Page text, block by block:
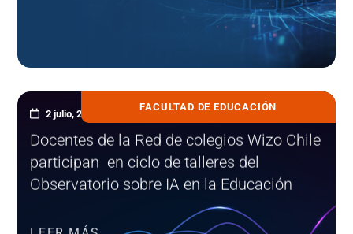
FACULTAD DE EDUCACIÓN
2 julio, 2026
Docentes de la Red de colegios Wizo Chile
participan en ciclo de talleres del
Observatorio sobre IA en la Educación
LEER MÁS